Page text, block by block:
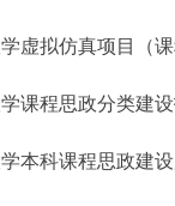
虚拟仿真项目（
课程思政分类建
本科课程思政建设